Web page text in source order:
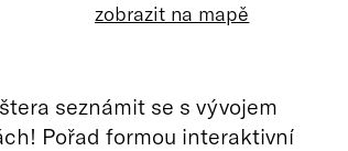
zobrazit na mapě
seznámit se s vývojem
Pořad formou interaktivní